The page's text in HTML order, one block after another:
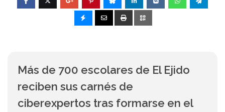
Más de 700 escolares de El Ejido
reciben sus carnés de
ciberexpertos tras formarse en el